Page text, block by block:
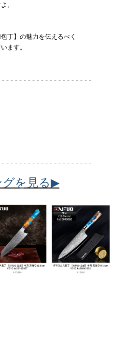
。
丁】の魅力を伝えるべく
ます。
- - - - - - - - - - - - - - - - - - - -
- - - - - - - - - - - - - - - - - - - -
を見る▶